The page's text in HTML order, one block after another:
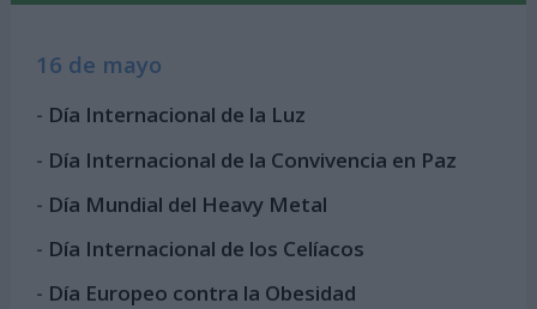
16 de mayo
- Día Internacional de la Luz
- Día Internacional de la Convivencia en Paz
- Día Mundial del Heavy Metal
- Día Internacional de los Celíacos
- Día Europeo contra la Obesidad